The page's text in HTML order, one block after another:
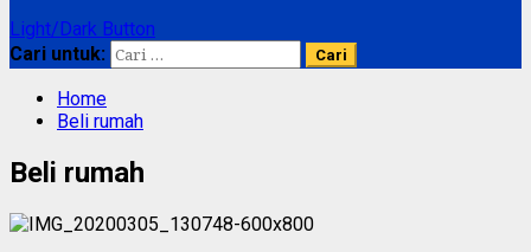
Light/Dark Button
Cari untuk:
Home
Beli rumah
Beli rumah